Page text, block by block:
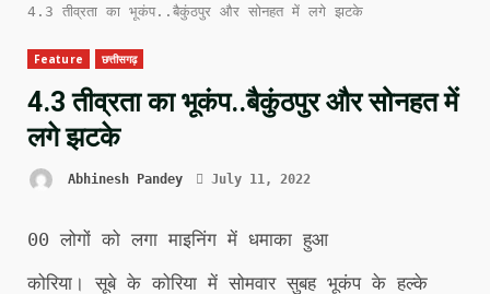
4.3 तीव्रता का भूकंप..बैकुंठपुर और सोनहत में लगे झटके
Feature छत्तीसगढ़
4.3 तीव्रता का भूकंप..बैकुंठपुर और सोनहत में
लगे झटके
Abhinesh Pandey July 11, 2022
00 लोगों को लगा माइनिंग में धमाका हुआ
कोरिया। सूबे के कोरिया में सोमवार सुबह भूकंप के हल्के